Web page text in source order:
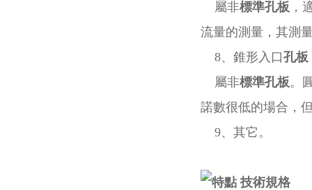
屬非標準孔板 ，
流量的測量，其測
8、錐形入口孔板
屬非標準孔板。
諾數很低的場合，
9、其它。
技術規格